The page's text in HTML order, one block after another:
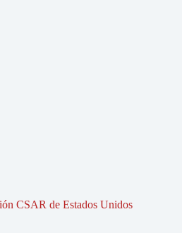
CSAR de Estados Unidos